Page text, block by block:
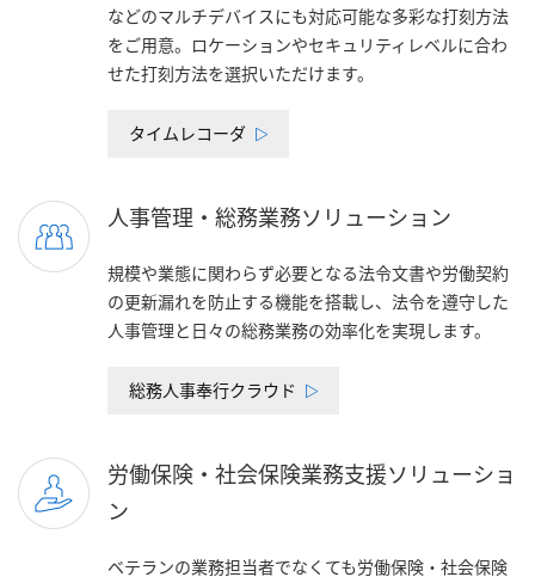
などのマルチデバイスにも対応可能な多彩な打刻方法
をご用意。ロケーションやセキュリティレベルに合わ
せた打刻方法を選択いただけます。
タイムレコーダ
人事管理・総務業務ソリューション
規模や業態に関わらず必要となる法令文書や労働契約
の更新漏れを防止する機能を搭載し、法令を遵守した
人事管理と日々の総務業務の効率化を実現します。
総務人事奉行クラウド
労働保険・社会保険業務支援ソリューショ
ン
ベテランの業務担当者でなくても労働保険・社会保険